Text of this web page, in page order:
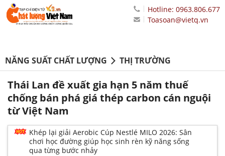
Hotline: 0963.806.677
Toasoan@vietq.vn
NĂNG SUẤT CHẤT LƯỢNG THỊ TRƯỜNG
Thái Lan đề xuất gia hạn 5 năm thuế
chống bán phá giá thép carbon cán nguội
từ Việt Nam
Khép lại giải Aerobic Cúp Nestlé MILO 2026: Sân
chơi học đường giúp học sinh rèn kỹ năng sống
qua từng bước nhảy